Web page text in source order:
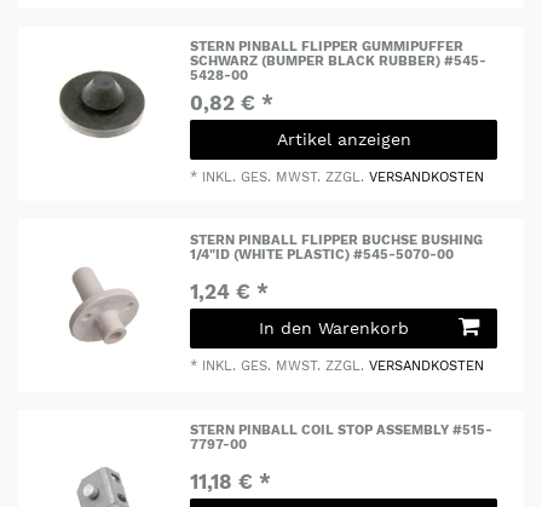
STERN PINBALL FLIPPER GUMMIPUFFER
SCHWARZ (BUMPER BLACK RUBBER) #545-
5428-00
0,82 € *
Artikel anzeigen
* INKL. GES. MWST. ZZGL.VERSANDKOSTEN
STERN PINBALL FLIPPER BUCHSE BUSHING
1/4"ID (WHITE PLASTIC) #545-5070-00
1,24 € *
In den Warenkorb
* INKL. GES. MWST. ZZGL.VERSANDKOSTEN
STERN PINBALL COIL STOP ASSEMBLY #515-
7797-00
11,18 € *